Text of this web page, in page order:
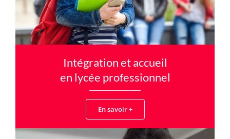
Intégration et accueil
en lycée professionnel
En savoir +